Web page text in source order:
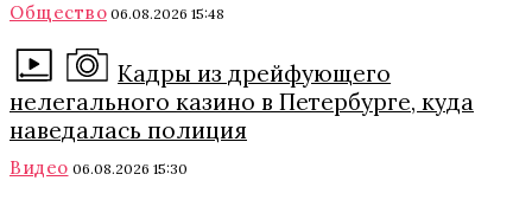
Общество 06.08.2026 15:48
Кадры из дрейфующего
нелегального казино в Петербурге, куда
наведалась полиция
Видео 06.08.2026 15:30